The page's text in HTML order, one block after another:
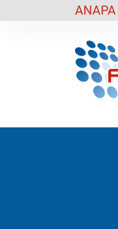
ANAPA